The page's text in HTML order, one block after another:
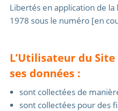
Libertés en application de
1978 sous le numéro [en
L’Utilisateur du
ses données :
sont collectées de
sont collectées pour des